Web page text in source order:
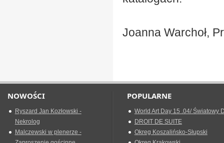
Joanna Warchoł,
NOWOŚCI
Ryszard Jan Kozłowski -
Nekrolog
Malczewski w plenerze -
POPULARNE
World Art Day 15 .04/ Światowy
DROIT DE SUITE
Okreg Koszalińsko-Słupski